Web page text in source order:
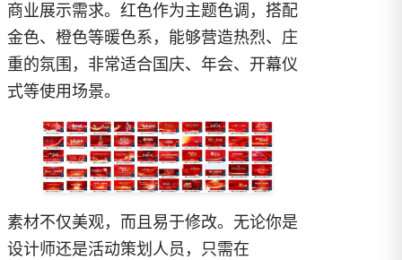
商业展示需求。红色作为主题色调，搭配
金色、橙色等暖色系，能够营造热烈、庄
重的氛围，非常适合国庆、年会、开幕仪
式等使用场景。
素材不仅美观，而且易于修改。无论你是
设计师还是活动策划人员，只需在